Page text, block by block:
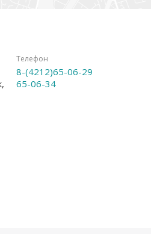
Телефон
8-(4212)65-06-29
65-06-34